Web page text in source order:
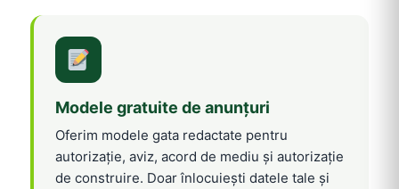
Modele gratuite de anunțuri
Oferim modele gata redactate pentru
autorizație, aviz, acord de mediu și autorizație
de construire. Doar înlocuiești datele tale și